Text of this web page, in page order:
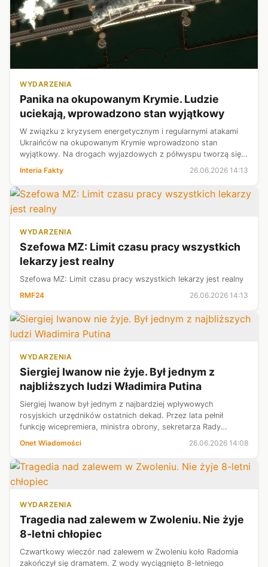
WYDARZENIA
Panika na okupowanym Krymie. Ludzie
uciekają, wprowadzono stan wyjątkowy
W związku z kryzysem energetycznym i regularnymi atakami
Ukraińców na okupowanym Krymie wprowadzono stan
wyjątkowy. Na drogach wyjazdowych z półwyspu tworzą się
Krymski. Zaniepokojone działani...
Interia Fakty 26.06.2026 14:13
WYDARZENIA
Szefowa MZ: Limit czasu pracy wszystkich
lekarzy jest realny
Szefowa MZ: Limit czasu pracy wszystkich lekarzy jest realny
RMF24
26.06.2026 14:13
WYDARZENIA
Siergiej Iwanow nie żyje. Był jednym z
najbliższych ludzi Władimira Putina
Siergiej Iwanow był jednym z najbardziej wpływowych
rosyjskich urzędników ostatnich dekad. Przez lata pełnił
funkcję wicepremiera, ministra obrony, sekretarza Rady
Bezpieczeństwa Rosji oraz szefa administracji prezydenta. W
2008 r. miał także poważne...
Onet Wiadomości 26.06.2026 14:08
WYDARZENIA
Tragedia nad zalewem w Zwoleniu. Nie żyje
8-letni chłopiec
Czwartkowy wieczór nad zalewem w Zwoleniu koło Radomia
zakończył się dramatem. Z wody wyciągnięto 8-letniego